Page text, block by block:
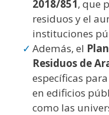
2018/851, que
residuos y el
instituciones
Además, el
Residuos de
específicas
en edificios
como las